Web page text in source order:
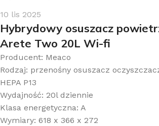
10 lis 2025
Hybrydowy osuszacz
Arete Two 20L Wi-fi
Producent: Meaco
Rodzaj: przenośny osuszacz
HEPA P13
Wydajność: 20l dziennie
Klasa energetyczna: A
Wymiary: 618 x 366 x 272